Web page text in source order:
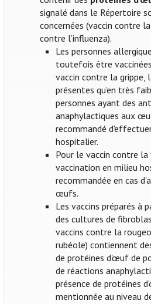
signalé dans le Répertoire
concernées (vaccin contre
contre l’influenza).
Les personnes
toutefois être
vaccin contre la grippe,
présentes qu’en très
personnes ayant des
anaphylactiques aux
recommandé
hospitalier.
Pour le vaccin contre
vaccination en milieu
recommandée en cas
œufs.
Les vaccins préparés à
des cultures de
vaccins contre la
rubéole) contiennent
de protéines d'œuf de
de réactions
présence de protéines
mentionnée au niveau